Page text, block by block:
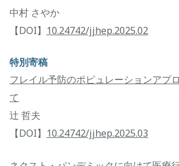
中村 さやか
【DOI】 10.24742/jjhep.2025.02
特別寄稿
フレイル予防のポピュレーションアプ
て
辻󠄀 哲夫
【DOI】 10.24742/jjhep.2025.03